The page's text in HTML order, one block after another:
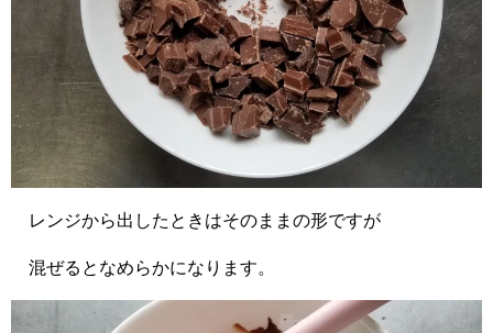
レンジから出したときはそのままの形ですが
混ぜるとなめらかになります。